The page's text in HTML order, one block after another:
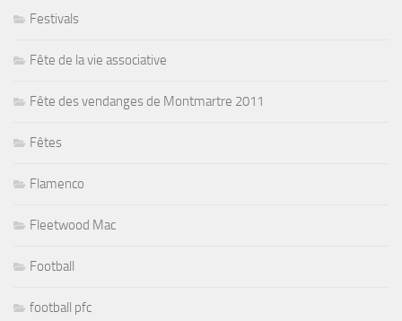
Festivals
Fête de la vie associative
Fête des vendanges de Montmartre 2011
Fêtes
Flamenco
Fleetwood Mac
Football
football pfc